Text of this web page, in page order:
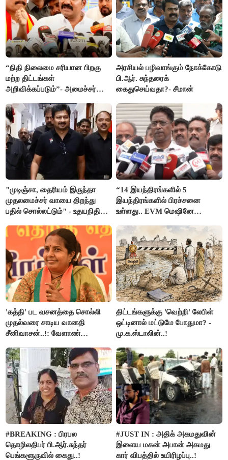
“நிதி நிலைமை சரியான பிறகு
மற்ற திட்டங்கள்
அறிவிக்கப்படும்”- அமைச்சர்
அரசியல் பழிவாங்கும் நோக்கோடு
பி.ஆர். சுந்தரைக்
கைதுசெய்வதா?- சீமான்
"முடிஞ்சா, தைரியம் இருந்தா
முதலமைச்சர் வாயை திறந்து
பதில் சொல்லட்டும்" - உதயநிதி
“14 இயந்திரங்களில் 5
இயந்திரங்களில் பிரச்சனை
உள்ளது.. EVM மெஷினே
இளங்கோ
'கத்தி' பட வசனத்தை சொல்லி
முதல்வரை சாடிய வானதி
சீனிவாசன்..!: வேளாண்
எதிர்ப்பு!
திட்டங்களுக்கு 'வெற்றி' லேபிள்
ஒட்டினால் மட்டுமே போதுமா? -
மு.க.ஸ்டாலின்..!
#BREAKING : பிரபல
தொழிலதிபர் பி.ஆர்.சுந்தர்
பெங்களூருவில் கைது..!
#JUST IN : அதிக் அகமதுவின்
இளைய மகன் அபான் அகமது
கார் விபத்தில் உயிரிழப்பு..!